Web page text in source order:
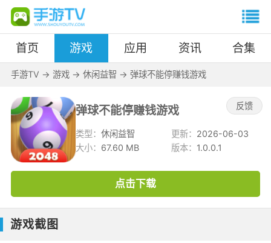
首页 游戏 应用 资讯 合集
手游TV -> 游戏-> 休闲益智 -> 弹球不能停赚钱游戏
弹球不能停赚钱游戏 反馈
类型：休闲益智 更新： 2026-06-03
大小： 67.60 MB 版本： 1.0.0.1
点击下载
游戏截图